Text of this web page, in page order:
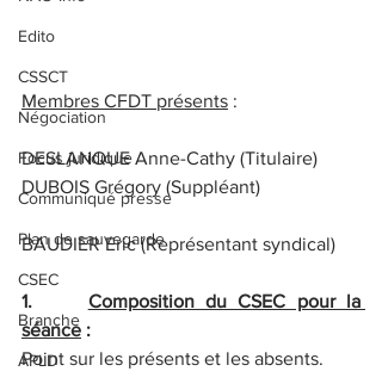
Edito
CSSCT
Négociation
Focus juridique
Communiqué presse
Plan de sauvegarde
CSEC
Branche
APLD
Membres CFDT présents :
DESLANQUE Anne-Cathy (Titulaire)
DUBOIS Grégory (Suppléant)
BAUDIER Eric (Représentant syndical)
1. Composition du CSEC pour la
séance :
Point sur les présents et les absents.